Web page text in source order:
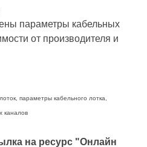
параметры кабельных
от производителя и
параметры кабельного лотка,
каналов
на ресурс "Онлайн